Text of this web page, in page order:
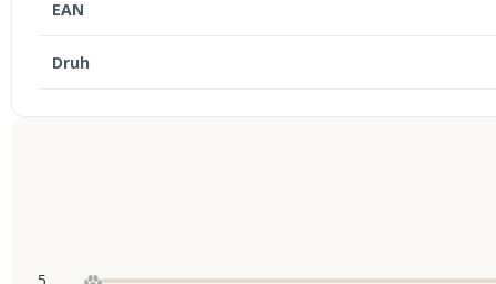
EAN
Druh